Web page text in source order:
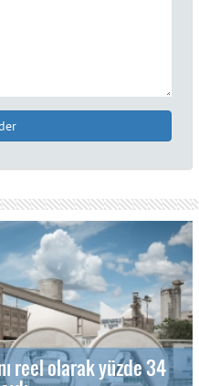
reel olarak yüzde 34